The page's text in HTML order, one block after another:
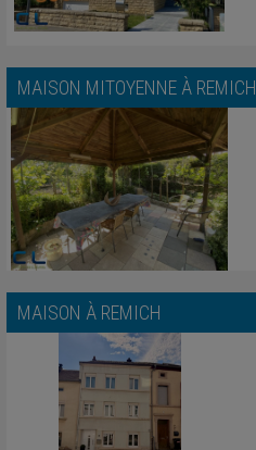
MAISON MITOYENNE À REMICH
MAISON À REMICH